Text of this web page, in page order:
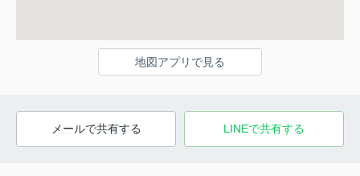
地図アプリで見る
メールで共有する LINEで共有する